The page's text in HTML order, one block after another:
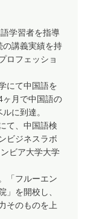
学習者を指導
の講義実績を持
ロフェッショ
にて中国語を
ヶ月で中国語の
に到達。
て、中国語検
ビジネスラボ
ビア大学大学
「フルーエン
」を開校し、
そのものを上